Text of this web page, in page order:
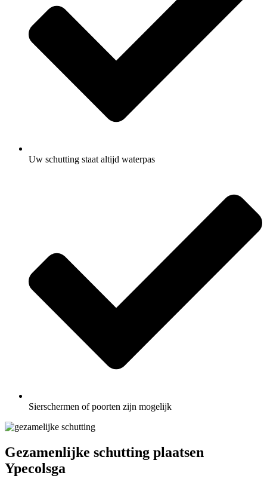
Uw schutting staat altijd waterpas
Sierschermen of poorten zijn mogelijk
Gezamenlijke schutting plaatsen
Ypecolsga